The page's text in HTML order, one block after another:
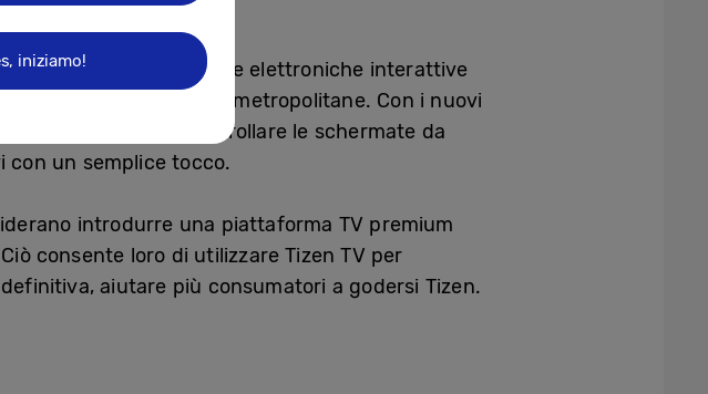
supporta lavagne elettroniche interattive
ristoranti, aeroporti e metropolitane. Con i nuovi
in tempo reale e controllare le schermate da
con un semplice tocco.
introdurre una piattaforma TV premium
consente loro di utilizzare Tizen TV per
aiutare più consumatori a godersi Tizen.
iniziamo!